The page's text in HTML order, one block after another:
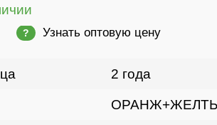
? Узнать оптовую цену
2 года